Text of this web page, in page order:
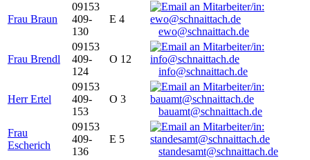
Frau Braun
09153
409-
130
E 4
ewo@schnaittach.de
Frau Brendl
09153
409-
124
O 12
info@schnaittach.de
Herr Ertel
09153
409-
153
O 3
bauamt@schnaittach.de
Frau
Escherich
09153
409-
136
E 5
standesamt@schnaittach.de